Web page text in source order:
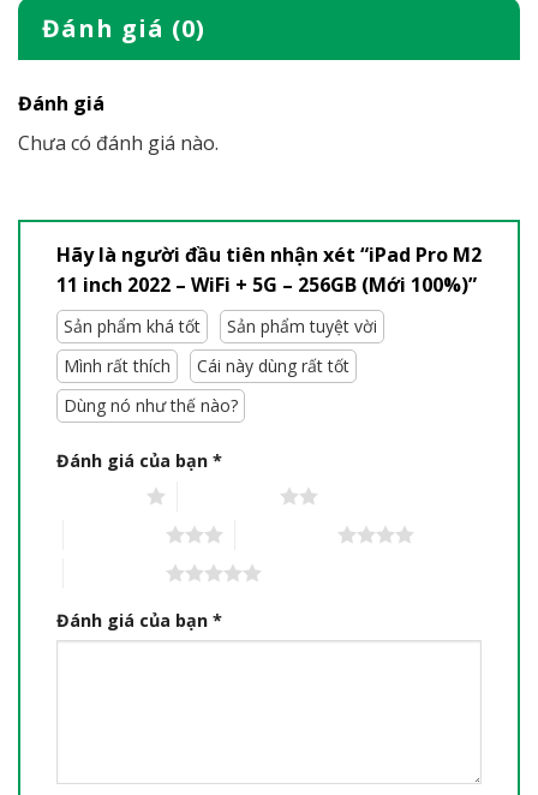
Đánh giá (0)
Đánh giá
Chưa có đánh giá nào.
Hãy là người đầu tiên nhận xét “iPad Pro M2
11 inch 2022 – WiFi + 5G – 256GB (Mới 100%)”
Sản phẩm khá tốt
Sản phẩm tuyệt vời
Mình rất thích
Cái này dùng rất tốt
Dùng nó như thế nào?
Đánh giá của bạn *
Đánh giá của bạn *